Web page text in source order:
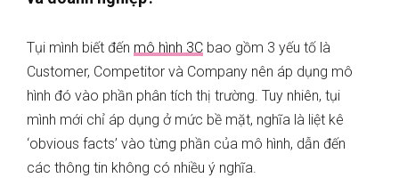
Tụi mình biết đến mô hình 3C bao gồm 3 yếu tố là
Customer, Competitor và Company nên áp dụng mô
hình đó vào phần phân tích thị trường. Tuy nhiên, tụi
mình mới chỉ áp dụng ở mức bề mặt, nghĩa là liệt kê
‘obvious facts’ vào từng phần của mô hình, dẫn đến
các thông tin không có nhiều ý nghĩa.